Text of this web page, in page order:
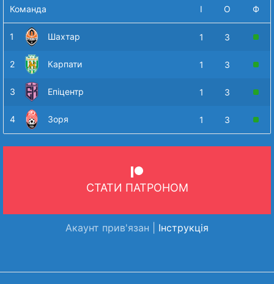
Команда І О Ф
1 Шахтар 1 3
2 Карпати 1 3
3 Епіцентр 1 3
4 Зоря 1 3
СТАТИ ПАТРОНОМ
Акаунт прив'язан | Інструкція